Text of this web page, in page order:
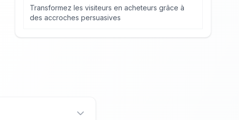
Transformez les visiteurs en acheteurs grâce à
des accroches persuasives